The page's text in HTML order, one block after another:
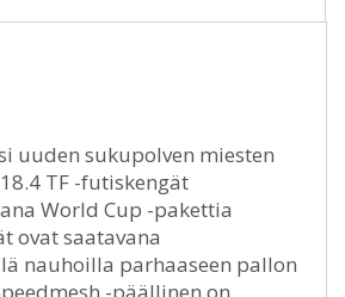
uuden sukupolven miesten
TF -futiskengät
World Cup -pakettia
ovat saatavana
nauhoilla parhaaseen pallon